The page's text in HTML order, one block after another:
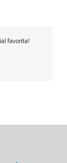
favorita!